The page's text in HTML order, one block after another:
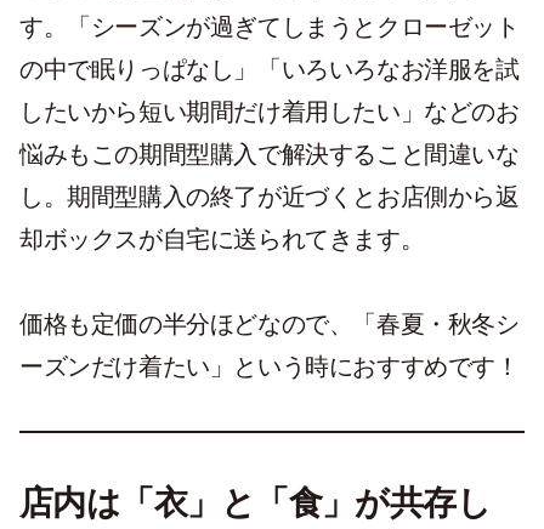
す。「シーズンが過ぎてしまうとクローゼット
の中で眠りっぱなし」「いろいろなお洋服を試
したいから短い期間だけ着用したい」などのお
悩みもこの期間型購入で解決すること間違いな
し。期間型購入の終了が近づくとお店側から返
却ボックスが自宅に送られてきます。
価格も定価の半分ほどなので、「春夏・秋冬シ
ーズンだけ着たい」という時におすすめです！
店内は「衣」と「食」が共存し